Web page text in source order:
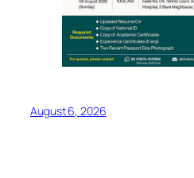
August 6, 2026